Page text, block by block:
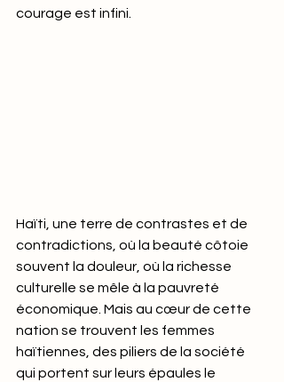
courage est infini.
Haïti, une terre de contrastes et de
contradictions, où la beauté côtoie
souvent la douleur, où la richesse
culturelle se mêle à la pauvreté
économique. Mais au cœur de cette
nation se trouvent les femmes
haïtiennes, des piliers de la société
qui portent sur leurs épaules le